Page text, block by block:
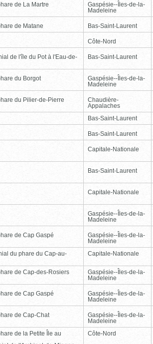
de La Martre
Gaspésie--Îles-de-la-
Madeleine
de Matane Bas-Saint-Laurent
Côte-Nord
de l'île du Pot à l'Eau-de-
Bas-Saint-Laurent
du Borgot
Gaspésie--Îles-de-la-
Madeleine
du Pilier-de-Pierre
Chaudière-
Appalaches
Bas-Saint-Laurent
Bas-Saint-Laurent
Capitale-Nationale
Bas-Saint-Laurent
Capitale-Nationale
Gaspésie--Îles-de-la-
Madeleine
de Cap Gaspé
Gaspésie--Îles-de-la-
Madeleine
du phare du Cap-au-
Capitale-Nationale
de Cap-des-Rosiers
Gaspésie--Îles-de-la-
Madeleine
de Cap Gaspé
Gaspésie--Îles-de-la-
Madeleine
de Cap-Chat
Gaspésie--Îles-de-la-
Madeleine
de la Petite Île au
Côte-Nord